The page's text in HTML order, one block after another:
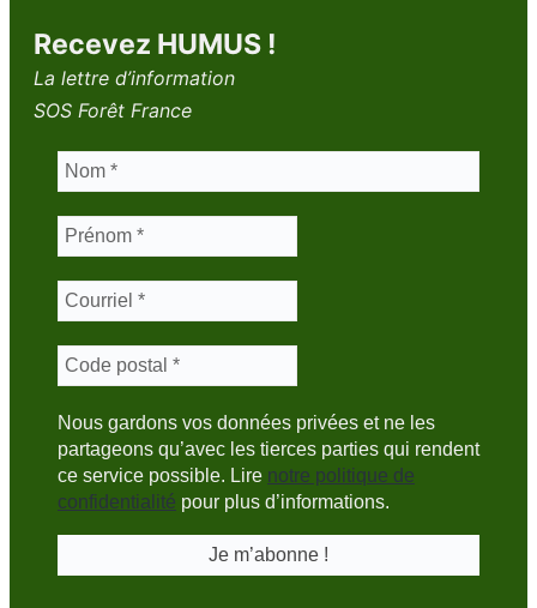
Recevez HUMUS !
La lettre d’information
SOS Forêt France
Nous gardons vos données privées et ne les
partageons qu’avec les tierces parties qui rendent
ce service possible. Lire notre politique de
confidentialité pour plus d’informations.